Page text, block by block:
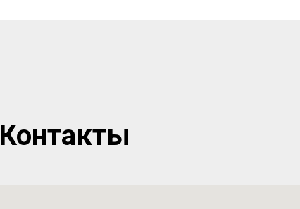
Контакты